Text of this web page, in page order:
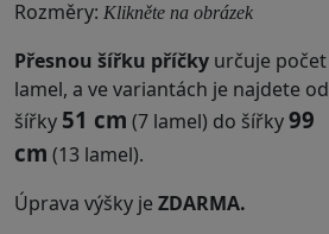
Rozměry: Klikněte na obrázek
Přesnou šířku příčky určuje počet
lamel, a ve variantách je najdete od
šířky 51 cm (7 lamel) do šířky99
cm (13 lamel).
Úprava výšky je ZDARMA.